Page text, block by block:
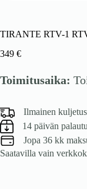
TIRANTE RTV-1
349 €
Toimitusaika:
Ilmainen kuljetus
14 päivän
Jopa 36 kk
Saatavilla vain